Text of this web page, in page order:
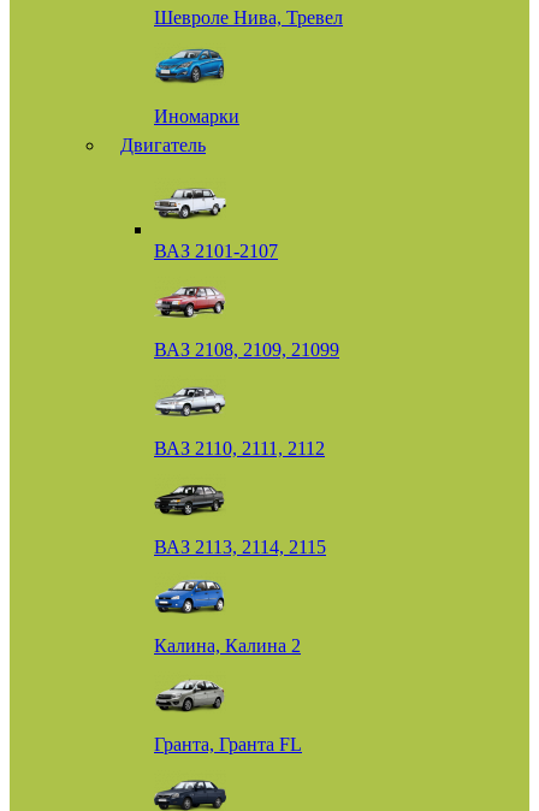
Шевроле Нива, Тревел
Иномарки
Двигатель
ВАЗ 2101-2107
ВАЗ 2108, 2109, 21099
ВАЗ 2110, 2111, 2112
ВАЗ 2113, 2114, 2115
Калина, Калина 2
Гранта, Гранта FL